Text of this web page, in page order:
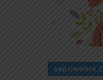
septiembre